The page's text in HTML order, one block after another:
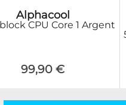
Alphacool
CPU Core 1 Argent
99,90 €